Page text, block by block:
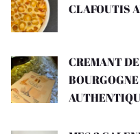
CLAFOUTIS
CREMANT